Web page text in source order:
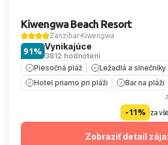
Kiwengwa Beach Resort
Zanzibar Kiwengwa
Vynikajúce
3812 hodnotení
91%
Piesočná pláž
Ležadlá a slnečníky
Hotel priamo pri pláži
Bar na pláži
-11% za
Zobraziť detail